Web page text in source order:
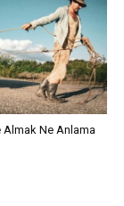
Almak Ne Anlama